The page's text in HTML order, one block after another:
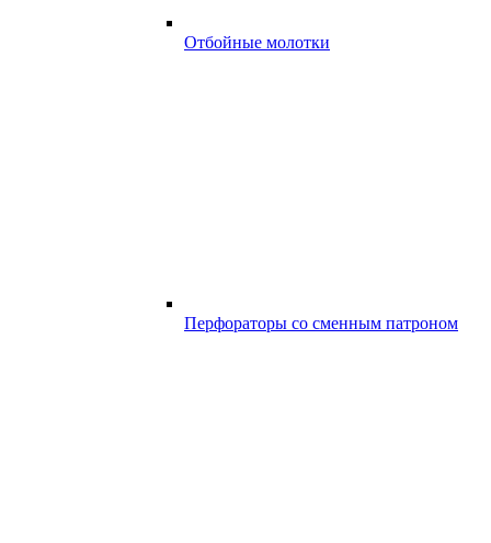
Отбойные молотки
Перфораторы со сменным патроном